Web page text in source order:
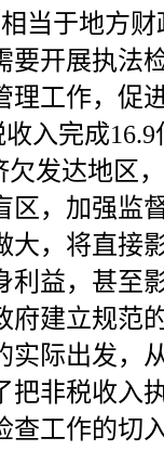
当于地方
要开展执法
理工作，促
入完成
欠发达地区
区，加强监
大，将直接
利益，甚至
府建立规范
实际出发，
把非税收入
查工作的切